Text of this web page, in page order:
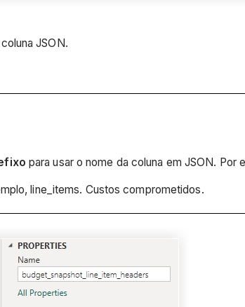
JSON.
para usar o nome da coluna em JSON.
line_items. Custos comprometidos.